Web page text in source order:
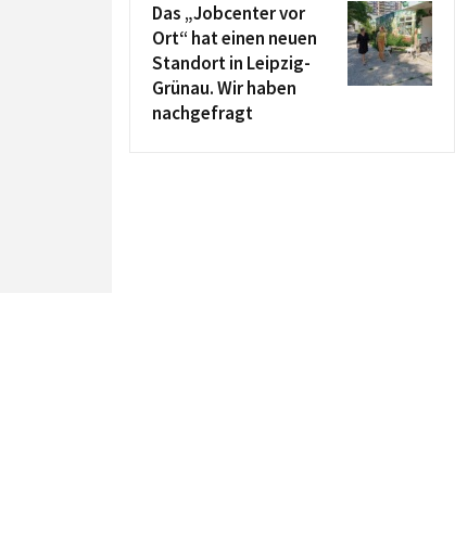
Das „Jobcenter vor
Ort“ hat einen neuen
Standort in Leipzig-
Grünau. Wir haben
nachgefragt